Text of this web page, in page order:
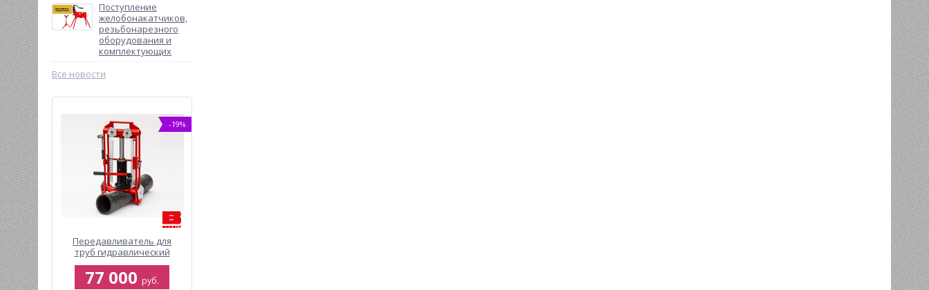
Поступление
желобонакатчиков,
резьбонарезного
оборудования и
комплектующих
Все новости
%
Virax
-19%
Передавливатель для
труб гидравлический
BREXIT BrexPRESS GP G160
77 000 руб.